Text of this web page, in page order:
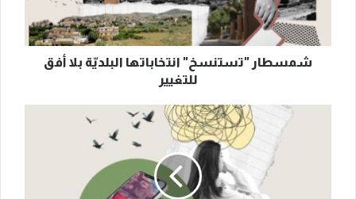
للتغيير
شمسطار "تستنسخ" انتخاباتها البلديّة بلا أفق
للتغيير